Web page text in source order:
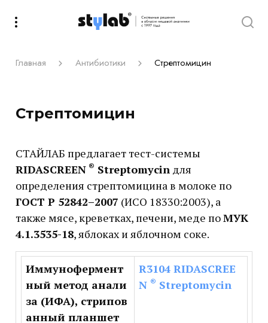
Главная Антибиотики Стрептомицин
Стрептомицин
СТАЙЛАБ предлагает тест-системы
RIDASCREEN ® Streptomycin для
определения стрептомицина в молоке по
ГОСТ Р 52842–2007 (ИСО 18330:2003), а
также мясе, креветках, печени, меде поМУК
4.1.3535-18, яблоках и яблочном соке.
Иммунофермент
ный метод анали
за (ИФА), стрипов
анный планшет
R3104 RIDASCREE
N ® Streptomycin